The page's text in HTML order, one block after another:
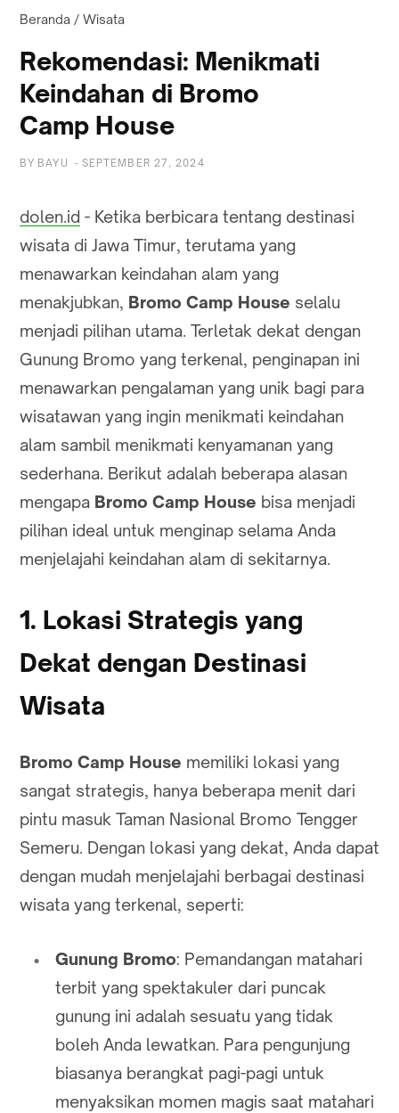
Beranda / Wisata
Rekomendasi: Menikmati
Keindahan di Bromo
Camp House
BY BAYU - SEPTEMBER 27, 2024
dolen.id - Ketika berbicara tentang destinasi
wisata di Jawa Timur, terutama yang
menawarkan keindahan alam yang
menakjubkan, Bromo Camp House selalu
menjadi pilihan utama. Terletak dekat dengan
Gunung Bromo yang terkenal, penginapan ini
menawarkan pengalaman yang unik bagi para
wisatawan yang ingin menikmati keindahan
alam sambil menikmati kenyamanan yang
sederhana. Berikut adalah beberapa alasan
mengapa Bromo Camp House bisa menjadi
pilihan ideal untuk menginap selama Anda
menjelajahi keindahan alam di sekitarnya.
1. Lokasi Strategis yang
Dekat dengan Destinasi
Wisata
Bromo Camp House memiliki lokasi yang
sangat strategis, hanya beberapa menit dari
pintu masuk Taman Nasional Bromo Tengger
Semeru. Dengan lokasi yang dekat, Anda dapat
dengan mudah menjelajahi berbagai destinasi
wisata yang terkenal, seperti:
Gunung Bromo: Pemandangan matahari
terbit yang spektakuler dari puncak
gunung ini adalah sesuatu yang tidak
boleh Anda lewatkan. Para pengunjung
biasanya berangkat pagi-pagi untuk
menyaksikan momen magis saat matahari